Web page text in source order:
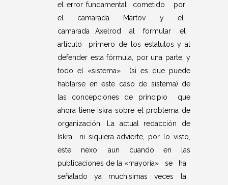
el error fundamental cometido por
el camarada Mártov y el
camarada Axelrod al formular el
artículo primero de los estatutos y al
defender esta fórmula, por una parte, y
todo el «sistema» (si es que puede
hablarse en este caso de sistema) de
las concepciones de principio que
ahora tiene Iskra sobre el problema de
organización. La actual redacción de
Iskra ni siquiera advierte, por lo visto,
este nexo, aun cuando en las
publicaciones de la «mayoría» se ha
señalado ya muchisimas veces la